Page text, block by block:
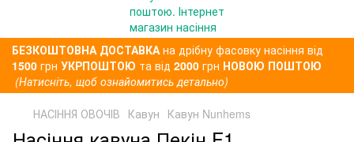
БЕЗКОШТОВНА ДОСТАВКАна дрібну фасовку насіння від
1500 грн УКРПОШТОЮ та від 2000 грн НОВОЮ ПОШТОЮ
(Натисніть, щоб ознайомитись детально)
НАСІННЯ ОВОЧІВ Кавун Кавун Nunhems